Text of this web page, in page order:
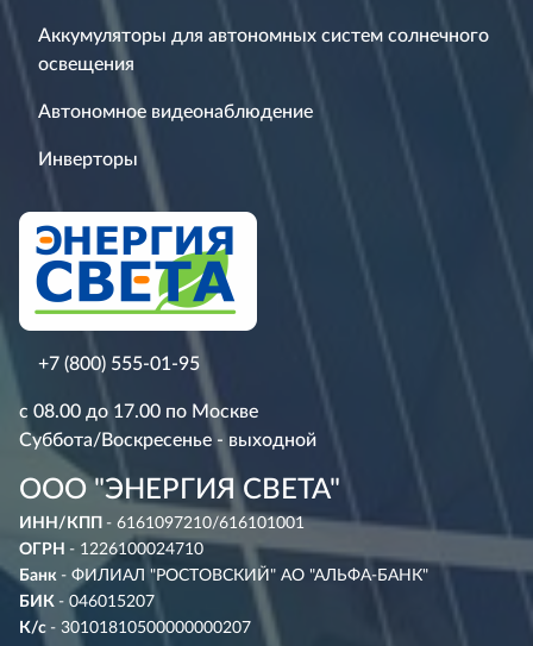
Аккумуляторы для автономных систем солнечного
освещения
Автономное видеонаблюдение
Инверторы
+7 (800) 555-01-95
с 08.00 до 17.00 по Москве
Суббота/Воскресенье - выходной
ООО "ЭНЕРГИЯ СВЕТА"
ИНН/КПП - 6161097210/616101001
ОГРН - 1226100024710
Банк - ФИЛИАЛ "РОСТОВСКИЙ" АО "АЛЬФА-БАНК"
БИК - 046015207
К/с - 30101810500000000207